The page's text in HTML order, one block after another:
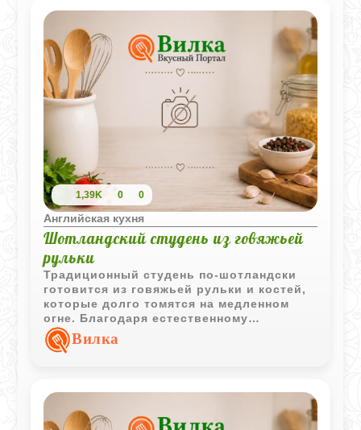
1,39K 0 0
Английская кухня
Шотландский студень из говяжьей
рульки
Традиционный студень по-шотландски
готовится из говяжьей рульки и костей,
которые долго томятся на медленном
огне. Благодаря естественному
желирующему веществу из костей
получается насыщенный бульон,
Вилка